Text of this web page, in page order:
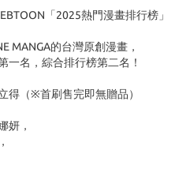
「2025熱門漫畫排行榜」
MANGA的台灣原創漫畫，
一名，綜合排行榜第二名！
得（※首刷售完即無贈品）
妍，